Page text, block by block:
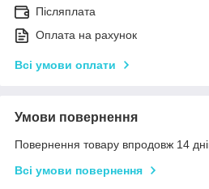
Післяплата
Оплата на рахунок
Всі умови оплати
Умови повернення
Повернення товару впродовж 14
Всі умови повернення